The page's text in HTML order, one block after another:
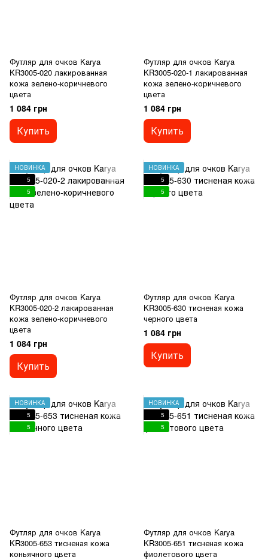
Футляр для очков Karya
KR3005-020 лакированная
кожа зелено-коричневого
цвета
1 084 грн
Купить
Футляр для очков Karya
KR3005-020-1 лакированная
кожа зелено-коричневого
цвета
1 084 грн
Купить
НОВИНКА
5
5
Футляр для очков Karya
KR3005-020-2 лакированная
кожа зелено-коричневого
цвета
1 084 грн
Купить
НОВИНКА
5
5
Футляр для очков Karya
KR3005-630 тисненая кожа
черного цвета
1 084 грн
Купить
НОВИНКА
5
5
Футляр для очков Karya
KR3005-653 тисненая кожа
коньячного цвета
НОВИНКА
5
5
Футляр для очков Karya
KR3005-651 тисненая кожа
фиолетового цвета